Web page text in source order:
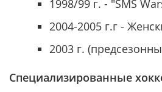
1998/99 г. - "SMS
2004-2005 г.г -
2003 г.
Специализированные